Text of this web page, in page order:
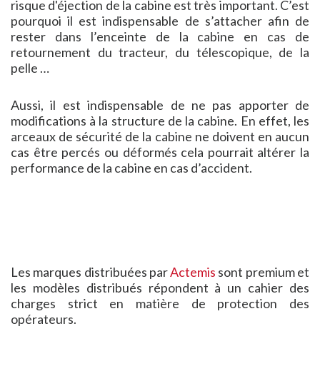
risque d'éjection de la cabine est très important. C’est
pourquoi il est indispensable de s’attacher afin de
rester dans l’enceinte de la cabine en cas de
retournement du tracteur, du télescopique, de la
pelle …
Aussi, il est indispensable de ne pas apporter de
modifications à la structure de la cabine. En effet, les
arceaux de sécurité de la cabine ne doivent en aucun
cas être percés ou déformés cela pourrait altérer la
performance de la cabine en cas d’accident.
Les marques distribuées parActemis sont premium et
les modèles distribués répondent à un cahier des
charges strict en matière de protection des
opérateurs.